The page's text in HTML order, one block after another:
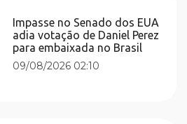
Impasse no Senado dos EUA
adia votação de Daniel Perez
para embaixada no Brasil
09/08/2026 02:10